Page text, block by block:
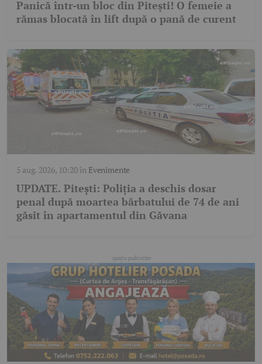
Panică într-un bloc din Pitești! O femeie a
rămas blocată în lift după o pană de curent
5 aug. 2026, 10:20în Evenimente
UPDATE. Pitești: Poliția a deschis dosar
penal după moartea bărbatului de 74 de ani
găsit în apartamentul din Găvana